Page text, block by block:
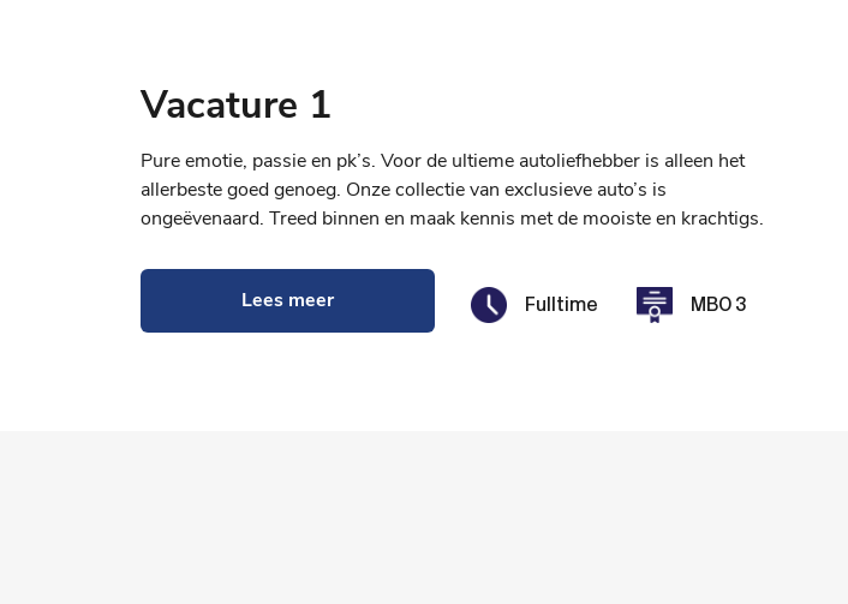
Vacature 1
Pure emotie, passie en pk’s. Voor de ultieme autoliefhebber is alleen het
allerbeste goed genoeg. Onze collectie van exclusieve auto’s is
ongeëvenaard. Treed binnen en maak kennis met de mooiste en krachtigs.
Lees meer Fulltime MBO 3